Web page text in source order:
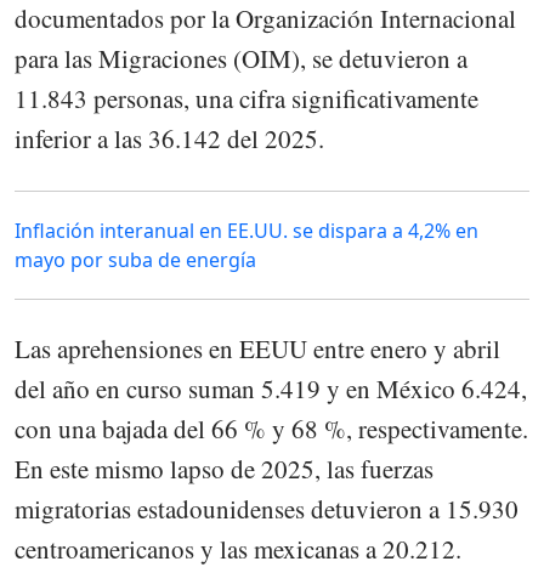
documentados por la Organización Internacional
para las Migraciones (OIM), se detuvieron a
11.843 personas, una cifra significativamente
inferior a las 36.142 del 2025.
Inflación interanual en EE.UU. se dispara a 4,2% en
mayo por suba de energía
Las aprehensiones en EEUU entre enero y abril
del año en curso suman 5.419 y en México 6.424,
con una bajada del 66 % y 68 %, respectivamente.
En este mismo lapso de 2025, las fuerzas
migratorias estadounidenses detuvieron a 15.930
centroamericanos y las mexicanas a 20.212.